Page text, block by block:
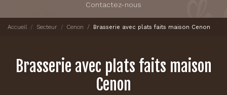
Contactez-nous
Accueil Secteur Cenon Brasserie avec plats faits maison Cenon
Brasserie avec plats faits maison
Cenon